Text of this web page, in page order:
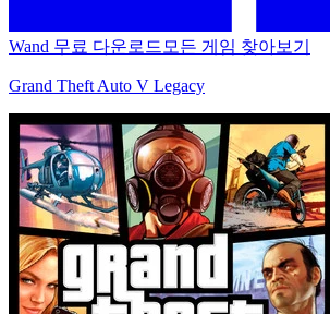
Wand 무료 다운로드 모든 게임 찾아보기
Grand Theft Auto V Legacy